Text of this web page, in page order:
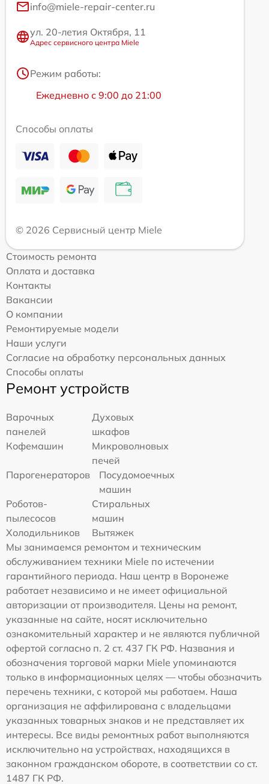
info@miele-repair-center.ru
ул. 20-летия Октября, 11
Адрес сервисного центра Miele
Режим работы:
Ежедневно с 9:00 до 21:00
Способы оплаты
© 2026 Сервисный центр Miele
Стоимость ремонта
Оплата и доставка
Контакты
Вакансии
О компании
Ремонтируемые модели
Наши услуги
Согласие на обработку персональных данных
Способы оплаты
Ремонт устройств
Варочных
панелей
Духовых
шкафов
Кофемашин
Микроволновых
печей
Парогенераторов
Посудомоечных
машин
Роботов-
пылесосов
Стиральных
машин
Холодильников
Вытяжек
Мы занимаемся ремонтом и техническим
обслуживанием техники Miele по истечении
гарантийного периода. Наш центр в Воронеже
работает независимо и не имеет официальной
авторизации от производителя. Цены на ремонт,
указанные на сайте, носят исключительно
ознакомительный характер и не являются публичной
офертой согласно п. 2 ст. 437 ГК РФ. Названия и
обозначения торговой марки Miele упоминаются
только в информационных целях — чтобы обозначить
перечень техники, с которой мы работаем. Наша
организация не аффилирована с владельцами
указанных товарных знаков и не представляет их
интересы. Все виды ремонтных работ выполняются
исключительно на устройствах, находящихся в
законном гражданском обороте, в соответствии со ст.
1487 ГК РФ.